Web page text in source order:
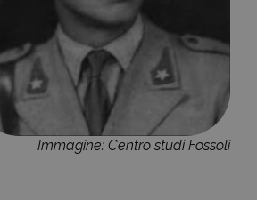
Immagine: Centro studi Fossoli